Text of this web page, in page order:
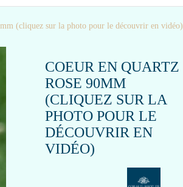
(cliquez sur la photo pour le découvrir en vidéo)
COEUR EN QUARTZ
ROSE 90MM
(CLIQUEZ SUR LA
PHOTO POUR LE
DÉCOUVRIR EN
VIDÉO)